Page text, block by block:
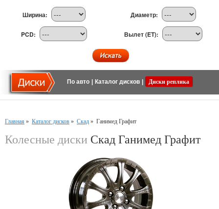
Ширина: Диаметр:
PCD: Вылет (ET):
По авто Каталог дисков Диски реплика
Главная » Каталог дисков » Скад » Ганимед Графит
Колесные диски Скад Ганимед Графит